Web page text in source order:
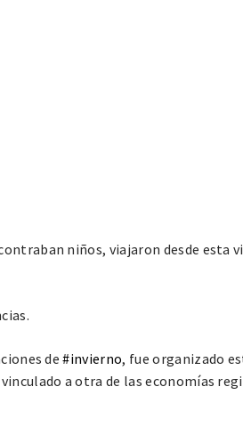
niños, viajaron desde esta
de#invierno, fue organizado
a otra de las economías